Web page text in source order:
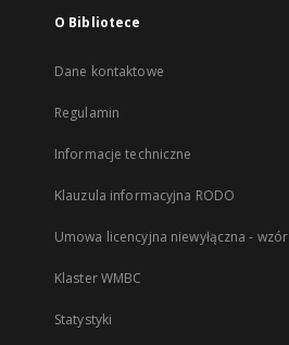
O Bibliotece
Dane kontaktowe
Regulamin
Informacje techniczne
Klauzula informacyjna RODO
Umowa licencyjna niewyłączna - wzór
Klaster WMBC
Statystyki